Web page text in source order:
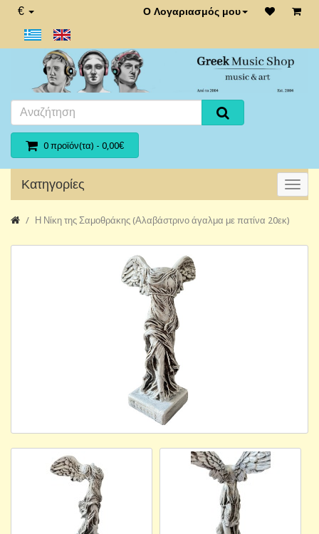
€ Ο Λογαριασμός μου
0 προϊόν(τα) - 0,00€
Κατηγορίες
Η Νίκη της Σαμοθράκης (Αλαβάστρινο άγαλμα με πατίνα 20εκ)